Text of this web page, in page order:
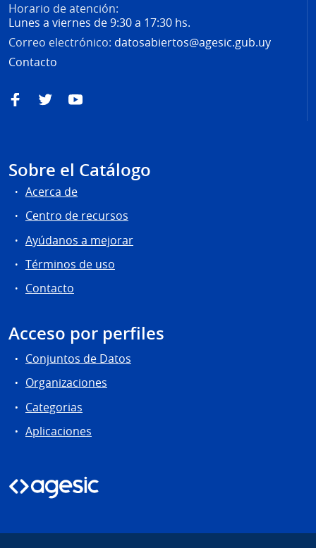
Horario de atención:
Lunes a viernes de 9:30 a 17:30 hs.
Correo electrónico: datosabiertos@agesic.gub.uy
Contacto
FacebookTwitterYouTube
Sobre el Catálogo
Acerca de
Centro de recursos
Ayúdanos a mejorar
Términos de uso
Contacto
Acceso por perfiles
Conjuntos de Datos
Organizaciones
Categorias
Aplicaciones